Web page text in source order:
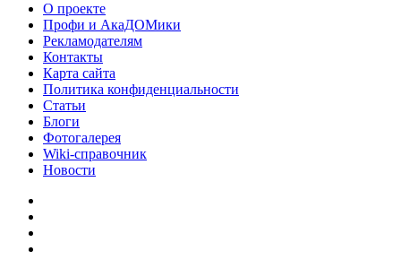
О проекте
Профи и АкаДОМики
Рекламодателям
Контакты
Карта сайта
Политика конфиденциальности
Статьи
Блоги
Фотогалерея
Wiki-справочник
Новости